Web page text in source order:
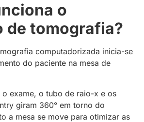
o
de tomografia?
computadorizada inicia-se
do paciente na mesa de
o exame, o tubo de raio-x e os
giram 360° em torno do
a mesa se move para otimizar as